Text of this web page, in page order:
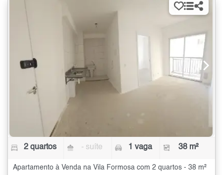
2 quartos - suíte 1 vaga 38 m²
Apartamento à Venda na Vila Formosa com 2 quartos - 38 m²